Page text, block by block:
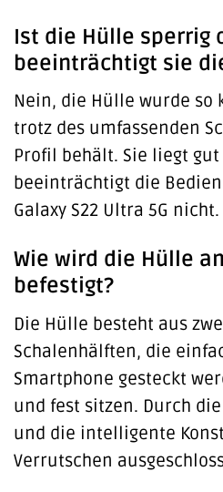
Ist die Hülle sperrig
beeinträchtigt sie
Nein, die Hülle wurde so
trotz des umfassenden
Profil behält. Sie liegt
beeinträchtigt die
Galaxy S22 Ultra 5G nicht.
Wie wird die Hülle
befestigt?
Die Hülle besteht aus
Schalenhälften, die
Smartphone gesteckt
und fest sitzen. Durch
und die intelligente
Verrutschen